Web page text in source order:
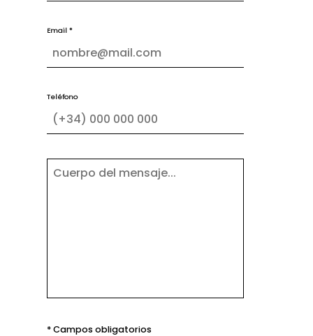
Email *
Teléfono
* Campos obligatorios